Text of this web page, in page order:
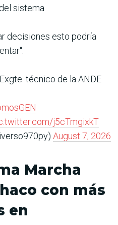
sistema
decisiones esto podría
técnico de la ANDE
j5cTmgixkT
August 7, 2026
Marcha
con más
en